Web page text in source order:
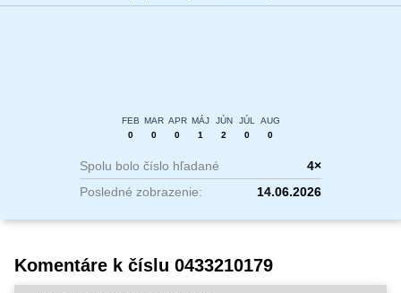
FEB
0
MAR
0
APR
0
MÁJ
1
JÚN
2
JÚL
0
AUG
0
Spolu bolo číslo hľadané
4×
Posledné zobrazenie:
14.06.2026
Komentáre k číslu 0433210179